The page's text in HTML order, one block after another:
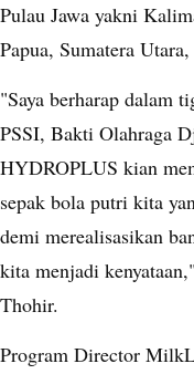
Pulau Jawa yakni
Papua, Sumatera
"Saya berharap dalam
PSSI, Bakti Olahraga
HYDROPLUS kian
sepak bola putri kita
demi merealisasikan
kita menjadi
Thohir.
Program Director